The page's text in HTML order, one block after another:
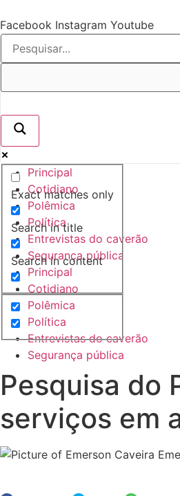
para
conteúdo
Facebook Instagram Youtube
Exact matches only
Search in title
Search in content
Principal
Cotidiano
Polêmica
Política
Entrevistas do caverão
Segurança pública
Principal
Cotidiano
Polêmica
Política
Entrevistas do caverão
Segurança pública
Pesquisa do
serviços em